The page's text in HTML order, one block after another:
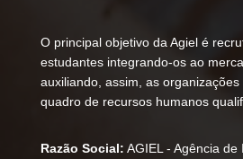
O principal objetivo da Agiel é
estudantes integrando-os ao
auxiliando, assim, as
quadro de recursos humanos
Razão Social: AGIEL - Agência